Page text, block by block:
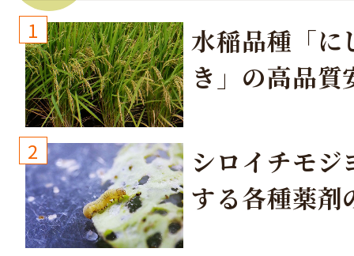
1
水稲品種「に
き」の高品質
2
シロイチモジ
する各種薬剤